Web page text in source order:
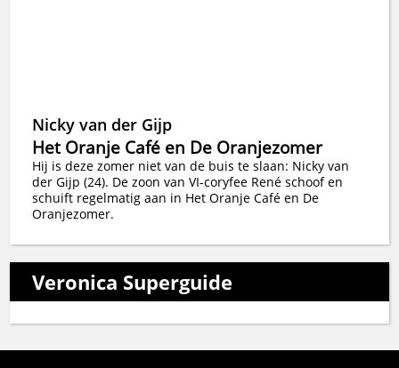
Nicky van der Gijp
Het Oranje Café en De Oranjezomer
Hij is deze zomer niet van de buis te slaan: Nicky van
der Gijp (24). De zoon van VI-coryfee René schoof en
schuift regelmatig aan in Het Oranje Café en De
Oranjezomer.
Veronica Superguide